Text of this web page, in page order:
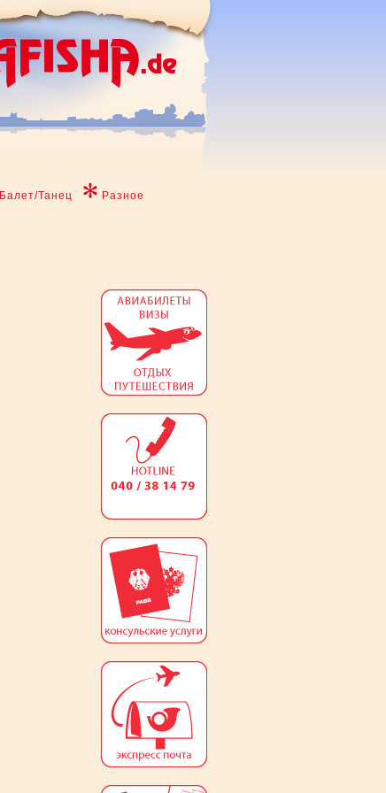
Балет/Танец Разное